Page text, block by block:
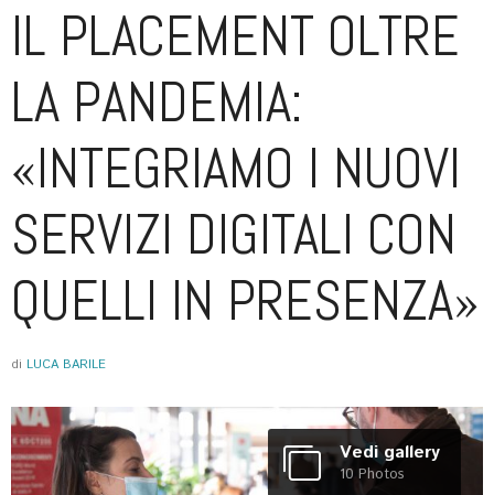
IL PLACEMENT OLTRE
LA PANDEMIA:
«INTEGRIAMO I NUOVI
SERVIZI DIGITALI CON
QUELLI IN PRESENZA»
di LUCA BARILE
Vedi gallery
10 Photos